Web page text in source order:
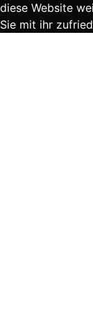
diese Website
Sie mit ihr